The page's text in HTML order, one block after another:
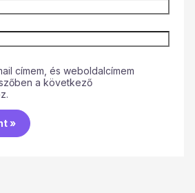
címem, és weboldalcímem
a következő